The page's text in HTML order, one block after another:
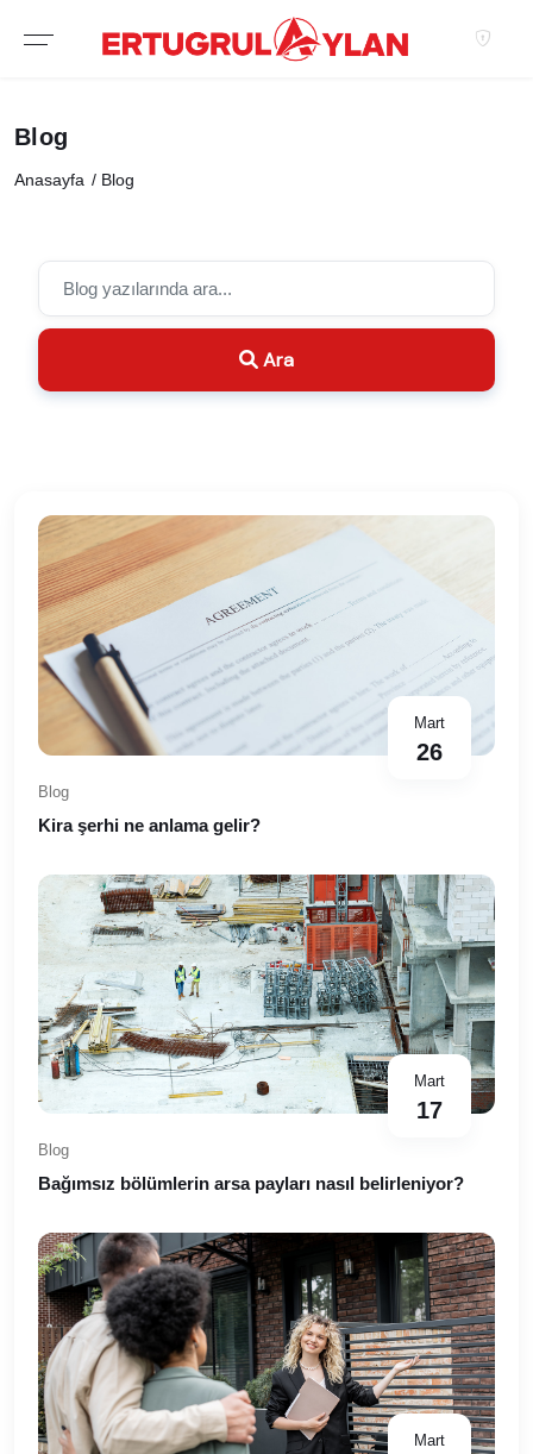
Blog
Anasayfa Blog
Ara
Mart
26
Blog
Kira şerhi ne anlama gelir?
Mart
17
Blog
Bağımsız bölümlerin arsa payları nasıl belirleniyor?
Mart